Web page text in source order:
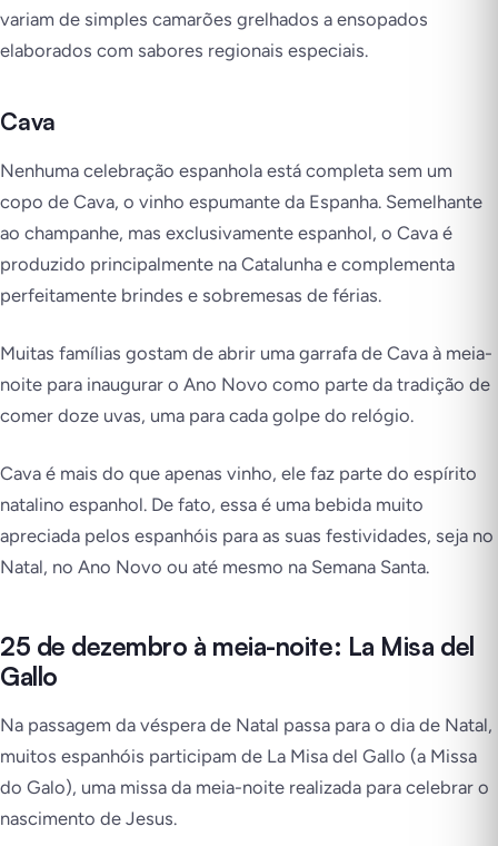
variam de simples camarões grelhados a ensopados
elaborados com sabores regionais especiais.
Cava
Nenhuma celebração espanhola está completa sem um
copo de Cava, o vinho espumante da Espanha. Semelhante
ao champanhe, mas exclusivamente espanhol, o Cava é
produzido principalmente na Catalunha e complementa
perfeitamente brindes e sobremesas de férias.
Muitas famílias gostam de abrir uma garrafa de Cava à meia-
noite para inaugurar o Ano Novo como parte da tradição de
comer doze uvas, uma para cada golpe do relógio.
Cava é mais do que apenas vinho, ele faz parte do espírito
natalino espanhol. De fato, essa é uma bebida muito
apreciada pelos espanhóis para as suas festividades, seja no
Natal, no Ano Novo ou até mesmo na Semana Santa.
25 de dezembro à meia-noite: La Misa del
Gallo
Na passagem da véspera de Natal passa para o dia de Natal,
muitos espanhóis participam de La Misa del Gallo (a Missa
do Galo), uma missa da meia-noite realizada para celebrar o
nascimento de Jesus.